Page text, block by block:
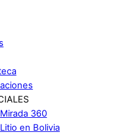
Mirada 360
Litio en Bolivia